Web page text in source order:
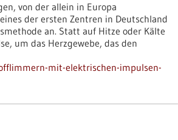
von der allein in Europa
der ersten Zentren in Deutschland
an. Statt auf Hitze oder Kälte
um das Herzgewebe, das den
mit-elektrischen-impulsen-